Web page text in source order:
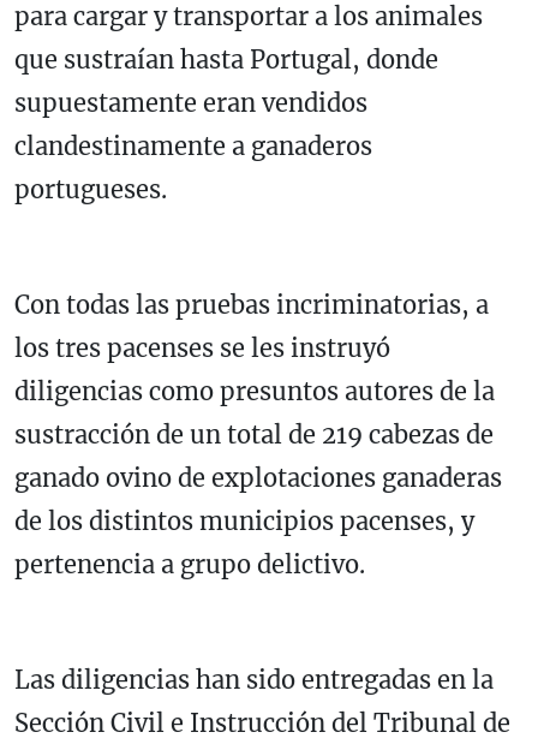
para cargar y transportar a los animales
que sustraían hasta Portugal, donde
supuestamente eran vendidos
clandestinamente a ganaderos
portugueses.
Con todas las pruebas incriminatorias, a
los tres pacenses se les instruyó
diligencias como presuntos autores de la
sustracción de un total de 219 cabezas de
ganado ovino de explotaciones ganaderas
de los distintos municipios pacenses, y
pertenencia a grupo delictivo.
Las diligencias han sido entregadas en la
Sección Civil e Instrucción del Tribunal de